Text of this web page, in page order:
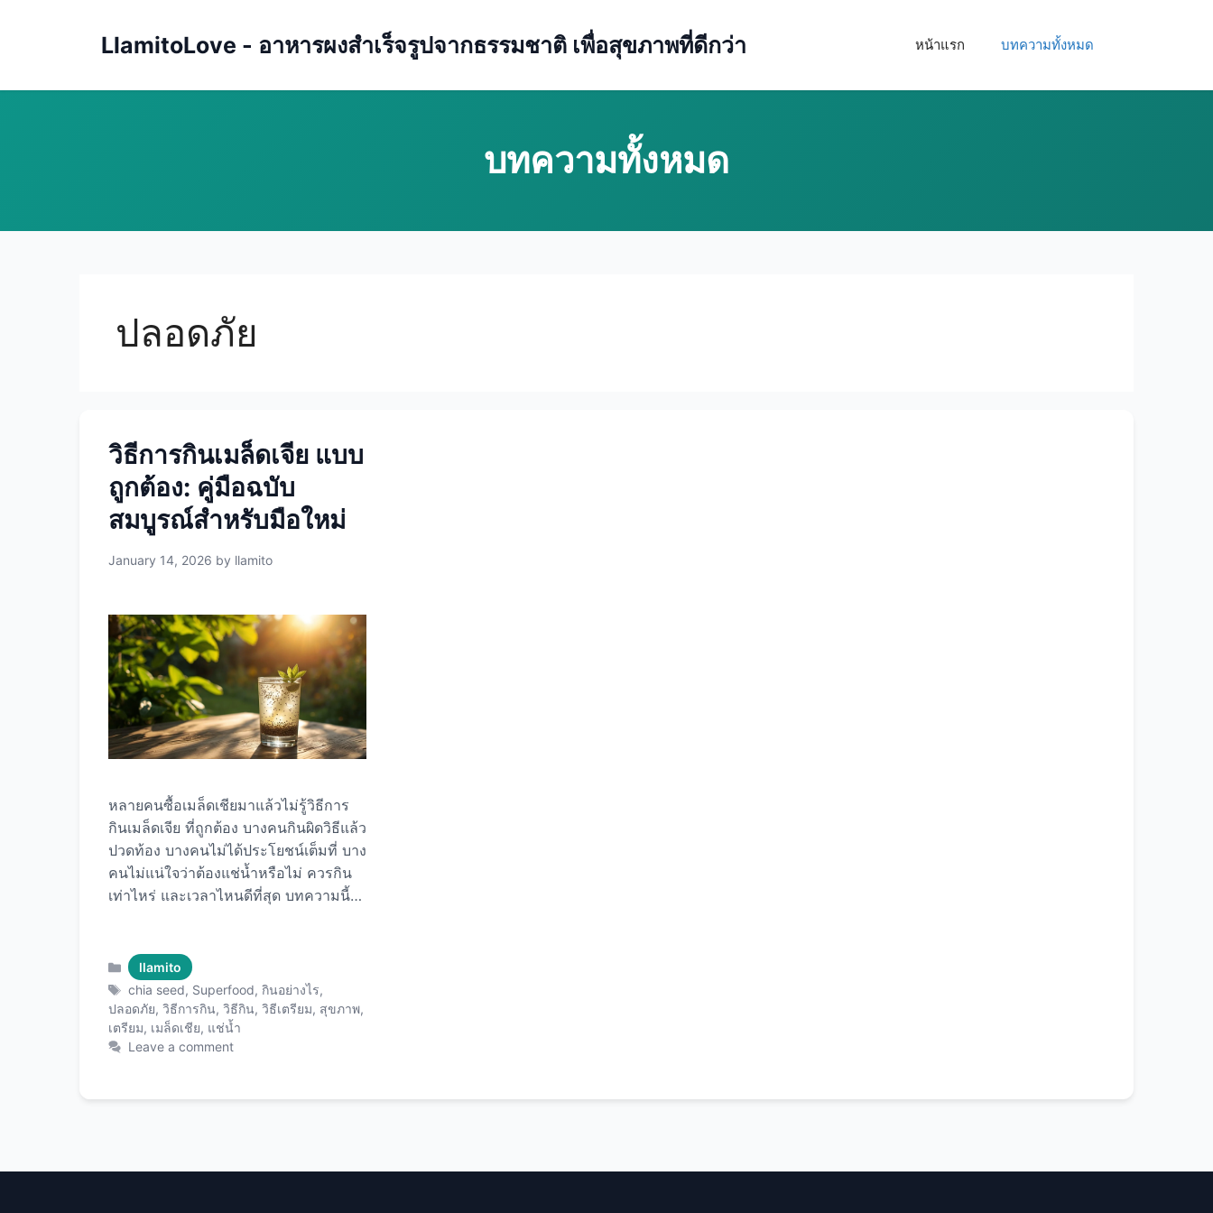
LlamitoLove - อาหารผงสำเร็จรูปจากธรรมชาติ เพื่อสุขภาพที่ดีกว่า หน้าแรก บทความทั้งหมด
ปลอดภัย
วิธีการกินเมล็ดเจีย แบบ
ถูกต้อง: คู่มือฉบับ
สมบูรณ์สำหรับมือใหม่
January 14, 2026 by llamito
หลายคนซื้อเมล็ดเชียมาแล้วไม่รู้วิธีการ
กินเมล็ดเจีย ที่ถูกต้อง บางคนกินผิดวิธีแล้ว
ปวดท้อง บางคนไม่ได้ประโยชน์เต็มที่ บาง
คนไม่แน่ใจว่าต้องแช่น้ำหรือไม่ ควรกิน
เท่าไหร่ และเวลาไหนดีที่สุด บทความนี้จะ
อัตราส่วนที่เหมาะสม เวลาที่ควรกิน ไป
จนถึงข้อควรระวังสำคัญ พร้อมเคล็ดลับ
การใช้ เมล็ดเชียคุณภาพพรีเมียม ให้ได้
ประโยชน์สูงสุดและปลอดภัย 100% รู้จัก
เมล็ดเชียก่อนเริ่มกิน เมล็ดเชียคืออะไร?
ชื่อ Salvia hispanica ที่ปลูกในอเมริกา
Categories
llamito
Tags
chia seed, Superfood,กินอย่างไร,
ปลอดภัย, วิธีการกิน, วิธีกิน, วิธีเตรียม, สุขภาพ,
เตรียม, เมล็ดเชีย, แช่น้ำ
Leave a comment